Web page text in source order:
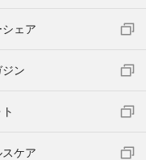
ェア
ン
ケア